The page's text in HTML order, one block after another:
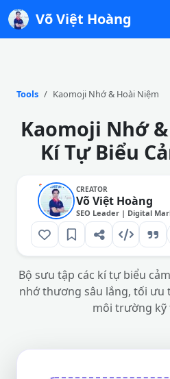
Võ Việt Hoàng
Tools Kaomoji Nhớ & Hoài Niệm
Kaomoji Nhớ
Kí Tự Biểu
CREATOR
Võ Việt Hoàng
SEO Leader | Digital
Bộ sưu tập các kí tự biểu
nhớ thương sâu lắng, tối ưu
môi trường kỹ